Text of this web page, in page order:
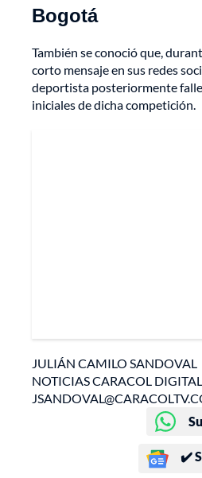
Bogotá
También se conoció que,
corto mensaje en sus redes
deportista posteriormente
iniciales de dicha competición.
JULIÁN CAMILO SANDOVAL
NOTICIAS CARACOL DIGITAL
✔️